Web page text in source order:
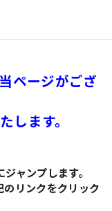
ページがござ
します。
ャンプします。
リンクをクリック